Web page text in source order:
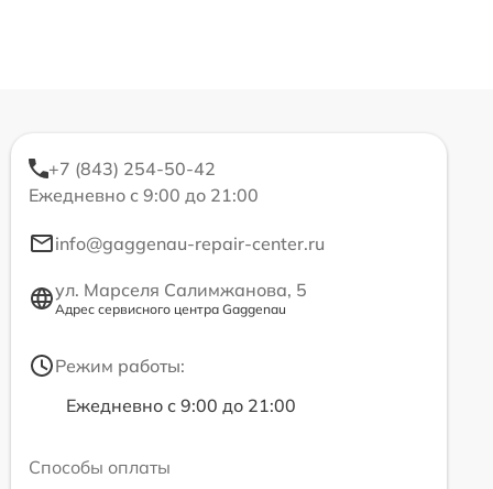
+7 (843) 254-50-42
Ежедневно с 9:00 до 21:00
info@gaggenau-repair-center.ru
ул. Марселя Салимжанова, 5
Адрес сервисного центра Gaggenau
Режим работы:
Ежедневно с 9:00 до 21:00
Способы оплаты